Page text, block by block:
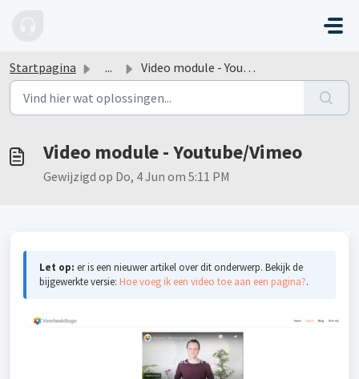
Startpagina ... Video module - Youtube/Vimeo
Video module - Youtube/Vimeo
Gewijzigd op Do, 4 Jun om 5:11 PM
Let op: er is een nieuwer artikel over dit onderwerp. Bekijk de
bijgewerkte versie: Hoe voeg ik een video toe aan een pagina?.